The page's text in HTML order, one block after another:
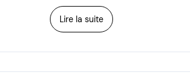
Lire la suite